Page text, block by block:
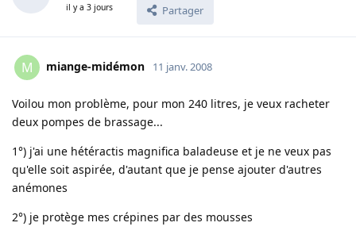
il y a 3 jours Partager
M miange-midémon 11 janv. 2008
Voilou mon problème, pour mon 240 litres, je veux racheter
deux pompes de brassage...
1°) j'ai une hétéractis magnifica baladeuse et je ne veux pas
qu'elle soit aspirée, d'autant que je pense ajouter d'autres
anémones
2°) je protège mes crépines par des mousses